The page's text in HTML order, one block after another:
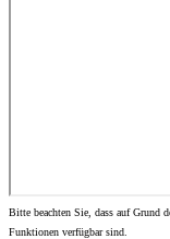
Bitte beachten Sie, dass auf Grund
Funktionen verfügbar sind.